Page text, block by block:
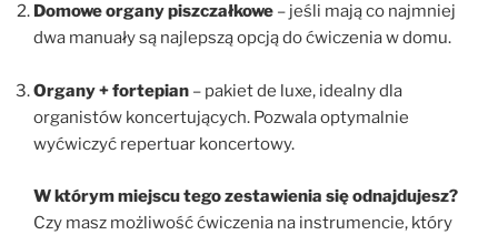
Domowe organy piszczałkowe – jeśli mają co najmniej
dwa manuały są najlepszą opcją do ćwiczenia w domu.
Organy + fortepian – pakiet de luxe, idealny dla
organistów koncertujących. Pozwala optymalnie
wyćwiczyć repertuar koncertowy.
W którym miejscu tego zestawienia się odnajdujesz?
Czy masz możliwość ćwiczenia na instrumencie, który